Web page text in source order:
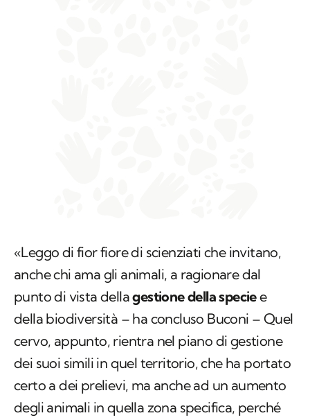
«Leggo di fior fiore di scienziati che invitano,
anche chi ama gli animali, a ragionare dal
punto di vista dellagestione della speciee
della biodiversità – ha concluso Buconi – Quel
cervo, appunto, rientra nel piano di gestione
dei suoi simili in quel territorio, che ha portato
certo a dei prelievi, ma anche ad un aumento
degli animali in quella zona specifica, perché